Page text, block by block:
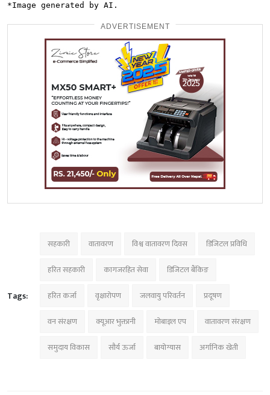
*Image generated by AI.
ADVERTISEMENT
Tags:
सहकारी वातावरण विश्व वातावरण दिवस
डिजिटल प्रविधि
हरित सहकारी
कागजरहित सेवा
डिजिटल बैंकिङ
हरित कर्जा
वृक्षारोपण जलवायु परिवर्तन
प्रदूषण
वन संरक्षण
क्यूआर भुक्तानी मोबाइल एप
वातावरण संरक्षण
समुदाय विकास
सौर्य ऊर्जा बायोग्यास अर्गानिक खेती